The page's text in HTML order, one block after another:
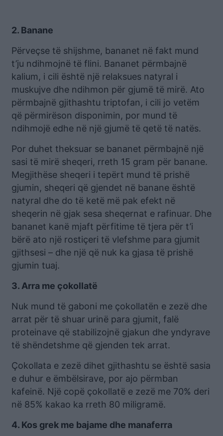
2. Banane
Përveçse të shijshme, bananet në fakt mund
t’ju ndihmojnë të flini. Bananet përmbajnë
kalium, i cili është një relaksues natyral i
muskujve dhe ndihmon për gjumë të mirë. Ato
përmbajnë gjithashtu triptofan, i cili jo vetëm
që përmirëson disponimin, por mund të
ndihmojë edhe në një gjumë të qetë të natës.
Por duhet theksuar se bananet përmbajnë një
sasi të mirë sheqeri, rreth 15 gram për banane.
Megjithëse sheqeri i tepërt mund të prishë
gjumin, sheqeri që gjendet në banane është
natyral dhe do të ketë më pak efekt në
sheqerin në gjak sesa sheqernat e rafinuar. Dhe
bananet kanë mjaft përfitime të tjera për t’i
bërë ato një rostiçeri të vlefshme para gjumit
gjithsesi – dhe një që nuk ka gjasa të prishë
gjumin tuaj.
3. Arra me çokollatë
Nuk mund të gaboni me çokollatën e zezë dhe
arrat për të shuar urinë para gjumit, falë
proteinave që stabilizojnë gjakun dhe yndyrave
të shëndetshme që gjenden tek arrat.
Çokollata e zezë dihet gjithashtu se është sasia
e duhur e ëmbëlsirave, por ajo përmban
kafeinë. Një copë çokollatë e zezë me 70% deri
në 85% kakao ka rreth 80 miligramë.
4. Kos grek me bajame dhe manaferra